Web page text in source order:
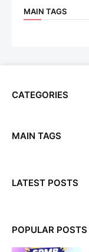
MAIN TAGS
CATEGORIES
MAIN TAGS
LATEST POSTS
POPULAR POSTS